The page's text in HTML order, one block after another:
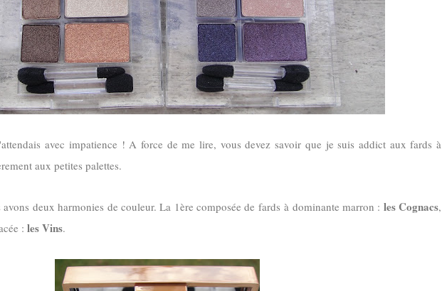
avec impatience ! A force de me lire, vous devez savoir que je suis addict aux fards à
aux petites palettes.
deux harmonies de couleur. La 1ère composée de fards à dominante marron : les Cognacs,
: les Vins.